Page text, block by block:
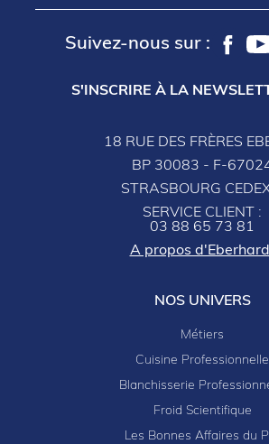
Suivez-nous sur :
S'INSCRIRE À LA
18 RUE DES FRÈRES
BP 30083 - F-
STRASBOURG
SERVICE CLIENT :
03 88 65 73 81
A propos
NOS UNIVERS
Métiers
Cuisine Professionnelle
Blanchisserie
Froid Scientifique
Les Bonnes Affaires du